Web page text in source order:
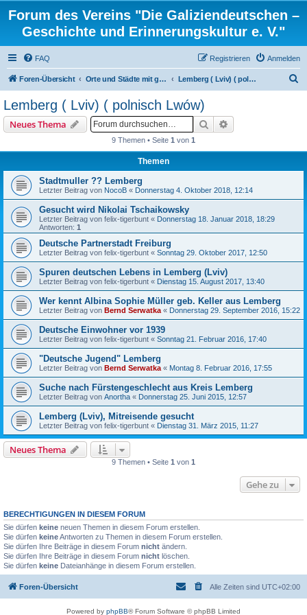
Forum des Vereins "Die Galiziendeutschen –
Geschichte und Erinnerungskultur e. V."
FAQ Anmelden
Registrieren
Foren-Übersicht Orte und Städte mit gemischten Konfessionen und ortsbezogene Familienforschung Lemberg ( Lviv) ( polnisch Lwów)
Lemberg ( Lviv) ( polnisch Lwów)
Neues Thema Suche
9 Themen • Seite 1 von 1
Themen
Stadtmuller ?? Lemberg
Letzter Beitrag von NocoB « Donnerstag 4. Oktober 2018, 12:14
Gesucht wird Nikolai Tschaikowsky
Letzter Beitrag von felix-tigerbunt « Donnerstag 18. Januar 2018, 18:29
Antworten: 1
Deutsche Partnerstadt Freiburg
Letzter Beitrag von felix-tigerbunt « Sonntag 29. Oktober 2017, 12:50
Spuren deutschen Lebens in Lemberg (Lviv)
Letzter Beitrag von felix-tigerbunt « Dienstag 15. August 2017, 13:40
Wer kennt Albina Sophie Müller geb. Keller aus Lemberg
Letzter Beitrag von Bernd Serwatka « Donnerstag 29. September 2016, 15:22
Deutsche Einwohner vor 1939
Letzter Beitrag von felix-tigerbunt « Sonntag 21. Februar 2016, 17:40
"Deutsche Jugend" Lemberg
Letzter Beitrag von Bernd Serwatka « Montag 8. Februar 2016, 17:55
Suche nach Fürstengeschlecht aus Kreis Lemberg
Letzter Beitrag von Anortha « Donnerstag 25. Juni 2015, 12:57
Lemberg (Lviv), Mitreisende gesucht
Letzter Beitrag von felix-tigerbunt « Dienstag 31. März 2015, 11:27
Neues Thema
9 Themen • Seite 1 von 1
Gehe zu
BERECHTIGUNGEN IN DIESEM FORUM
Sie dürfen keine neuen Themen in diesem Forum erstellen.
Sie dürfen keineAntworten zu Themen in diesem Forum erstellen.
Sie dürfen Ihre Beiträge in diesem Forum nicht ändern.
Sie dürfen Ihre Beiträge in diesem Forum nicht löschen.
Sie dürfen keine Dateianhänge in diesem Forum erstellen.
Foren-Übersicht Alle Zeiten sind UTC+02:00
Powered by phpBB® Forum Software © phpBB Limited